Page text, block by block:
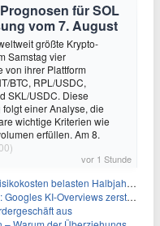
für SOL
vom 7. August
größte Krypto-
Samstag vier
von ihrer Plattform
BTC, RPL/USDC,
SKL/USDC. Diese
einer Analyse, die
wichtige Kriterien wie
erfüllen. Am 8.
vor 1 Stunde
belasten Halbjahresergebnis
zerstören das Traffic-Geschäftsmodell
aus